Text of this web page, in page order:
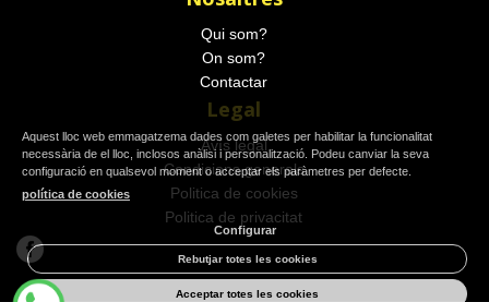
Qui som?
On som?
Contactar
Legal
Avís legal
Condicions generals
Politica de cookies
Politica de privacitat
Aquest lloc web emmagatzema dades com galetes per habilitar la funcionalitat
necessària de el lloc, inclosos anàlisi i personalització. Podeu canviar la seva
configuració en qualsevol moment o acceptar els paràmetres per defecte.
política de cookies
Configurar
Rebutjar totes les cookies
Acceptar totes les cookies